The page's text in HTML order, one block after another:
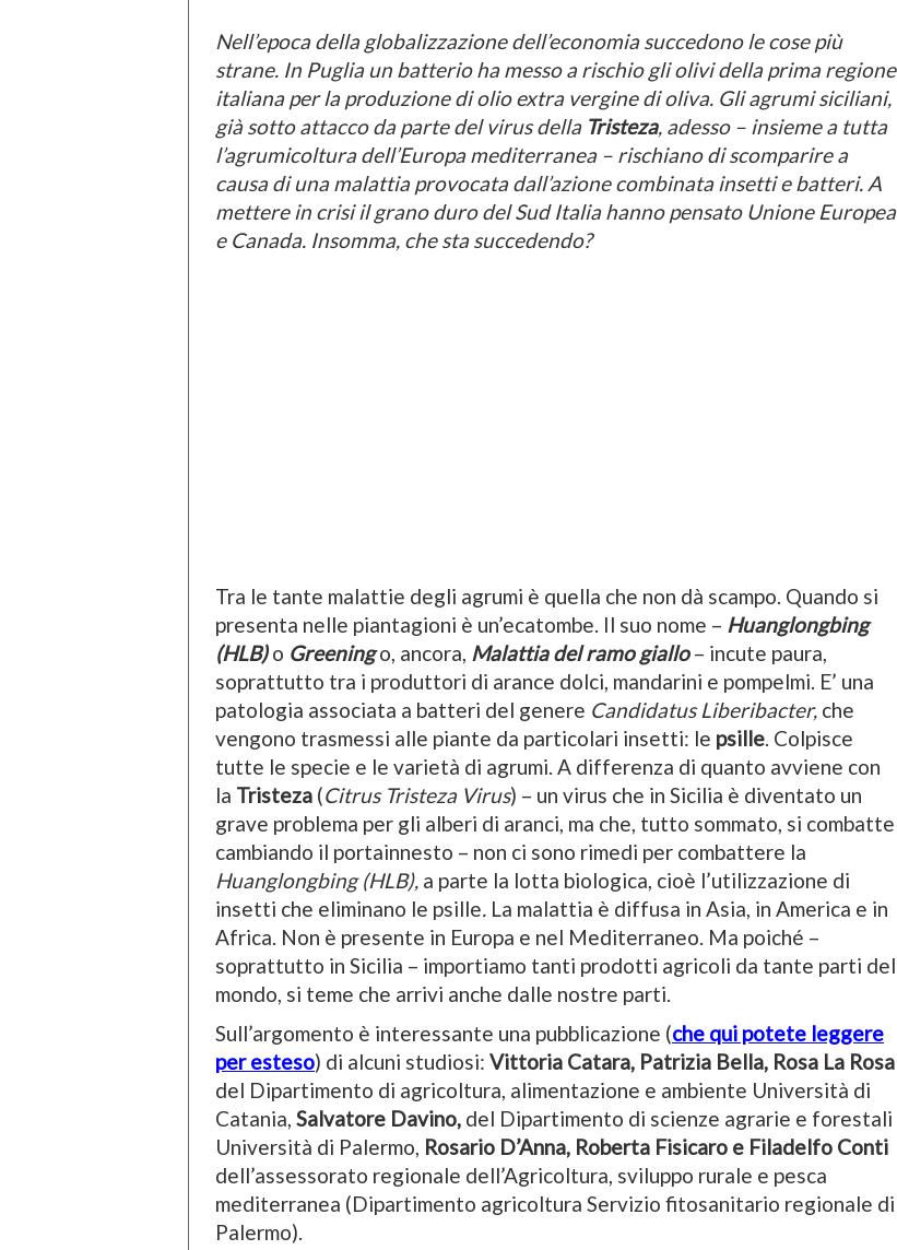
Nell’epoca della globalizzazione dell’economia succedono le cose più
strane. In Puglia un batterio ha messo a rischio gli olivi della prima regione
italiana per la produzione di olio extra vergine di oliva. Gli agrumi siciliani,
già sotto attacco da parte del virus della Tristeza, adesso – insieme a tutta
l’agrumicoltura dell’Europa mediterranea – rischiano di scomparire a
causa di una malattia provocata dall’azione combinata insetti e batteri. A
mettere in crisi il grano duro del Sud Italia hanno pensato Unione Europea
e Canada. Insomma, che sta succedendo?
Tra le tante malattie degli agrumi è quella che non dà scampo. Quando si
presenta nelle piantagioni è un’ecatombe. Il suo nome – Huanglongbing
(HLB)o Greeningo, ancora, Malattia del ramo giallo– incute paura,
soprattutto tra i produttori di arance dolci, mandarini e pompelmi. E’ una
patologia associata a batteri del genere Candidatus Liberibacter, che
vengono trasmessi alle piante da particolari insetti: le psille. Colpisce
tutte le specie e le varietà di agrumi. A differenza di quanto avviene con
la Tristeza (Citrus Tristeza Virus) – un virus che in Sicilia è diventato un
grave problema per gli alberi di aranci, ma che, tutto sommato, si combatte
cambiando il portainnesto – non ci sono rimedi per combattere la
Huanglongbing (HLB), a parte la lotta biologica, cioè l’utilizzazione di
insetti che eliminano le psille. La malattia è diffusa in Asia, in America e in
Africa. Non è presente in Europa e nel Mediterraneo. Ma poiché –
soprattutto in Sicilia – importiamo tanti prodotti agricoli da tante parti del
mondo, si teme che arrivi anche dalle nostre parti.
Sull’argomento è interessante una pubblicazione (che qui potete leggere
per esteso) di alcuni studiosi: Vittoria Catara, Patrizia Bella, Rosa La Rosa
del Dipartimento di agricoltura, alimentazione e ambiente Università di
Catania, Salvatore Davino, del Dipartimento di scienze agrarie e forestali
Università di Palermo, Rosario D’Anna, Roberta Fisicaro e Filadelfo Conti
dell’assessorato regionale dell’Agricoltura, sviluppo rurale e pesca
mediterranea (Dipartimento agricoltura Servizio fitosanitario regionale di
Palermo).